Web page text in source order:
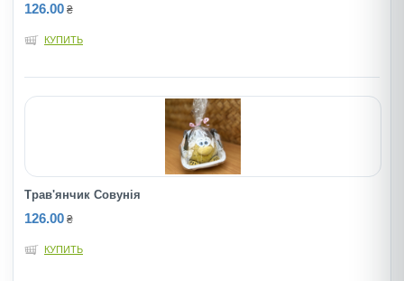
126.00 ₴
КУПИТЬ
Трав'янчик Совунiя
126.00 ₴
КУПИТЬ